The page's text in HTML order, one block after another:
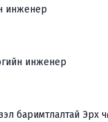
инженер
инженер
баримтлалтай Эрх